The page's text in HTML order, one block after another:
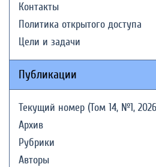
Контакты
Политика открытого доступа
Цели и задачи
Публикации
Текущий номер (Том 14, №1,
Архив
Рубрики
Авторы